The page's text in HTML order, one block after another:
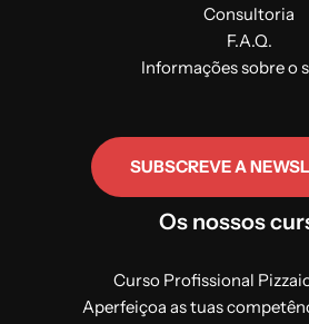
Consultoria
F.A.Q.
Informações sobre o
SUBSCREVE A
Os nossos
Curso Profissional
Aperfeiçoa as tuas